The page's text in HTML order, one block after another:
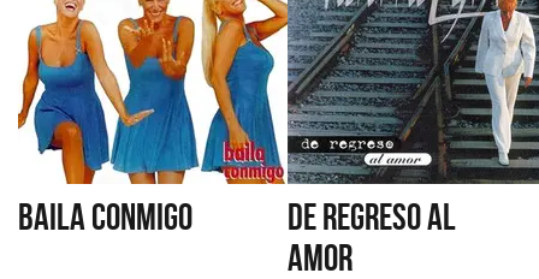
BAILA CONMIGO
DE REGRESO AL
AMOR